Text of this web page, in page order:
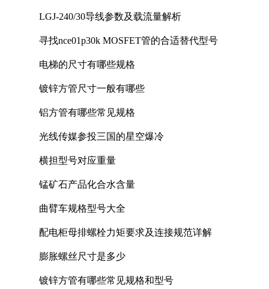
LGJ-240/30导线参数及载流量解析
寻找nce01p30k MOSFET管的合适替代型号
电梯的尺寸有哪些规格
镀锌方管尺寸一般有哪些
铝方管有哪些常见规格
光线传媒参投三国的星空爆冷
横担型号对应重量
锰矿石产品化合水含量
曲臂车规格型号大全
配电柜母排螺栓力矩要求及连接规范详解
膨胀螺丝尺寸是多少
镀锌方管有哪些常见规格和型号